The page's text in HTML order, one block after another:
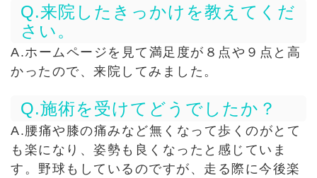
Q.来院したきっかけを教えてくだ
さい。
A.ホームページを見て満足度が８点や９点と高
かったので、来院してみました。
Q.施術を受けてどうでしたか？
A.腰痛や膝の痛みなど無くなって歩くのがとて
も楽になり、姿勢も良くなったと感じていま
す。野球もしているのですが、走る際に今後楽